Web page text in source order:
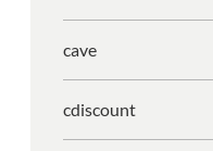
cave
cdiscount